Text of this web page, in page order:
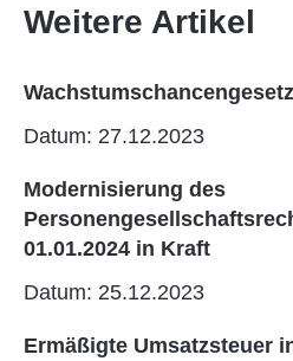
Weitere Artikel
Datum: 27.12.2023
Modernisierung des
01.01.2024 in Kraft
Datum: 25.12.2023
Ermäßigte Umsatzsteuer